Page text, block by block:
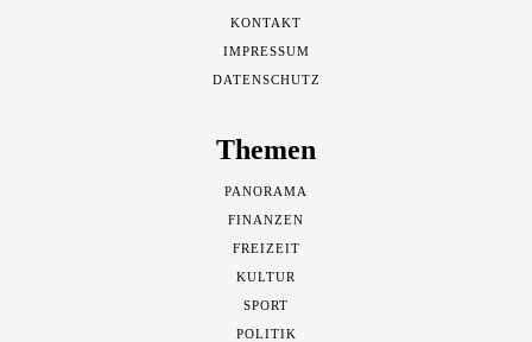
KONTAKT
IMPRESSUM
DATENSCHUTZ
Themen
PANORAMA
FINANZEN
FREIZEIT
KULTUR
SPORT
POLITIK